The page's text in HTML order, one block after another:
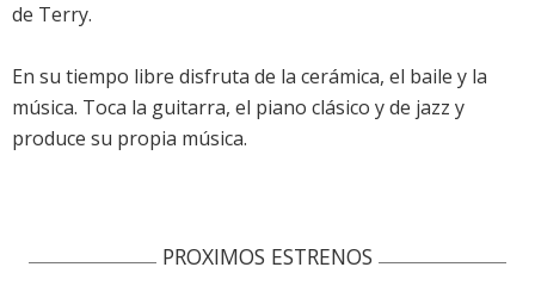
de Terry.
En su tiempo libre disfruta de la cerámica, el baile y la
música. Toca la guitarra, el piano clásico y de jazz y
produce su propia música.
PROXIMOS ESTRENOS